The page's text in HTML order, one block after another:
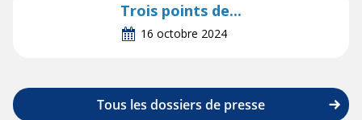
Trois points de...
16 octobre 2024
Tous les dossiers de presse